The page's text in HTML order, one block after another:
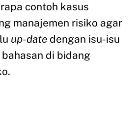
contoh kasus
manajemen risiko agar
up-date dengan isu-isu
di bidang